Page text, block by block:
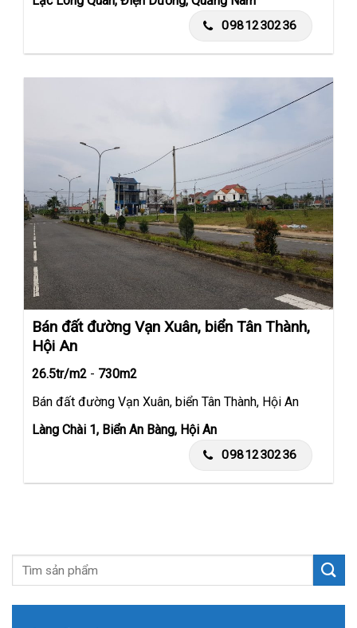
0981230236
Bán đất đường Vạn Xuân, biển Tân Thành,
Hội An
26.5tr/m2 - 730m2
Bán đất đường Vạn Xuân, biển Tân Thành, Hội An
Làng Chài 1, Biển An Bàng, Hội An
0981230236